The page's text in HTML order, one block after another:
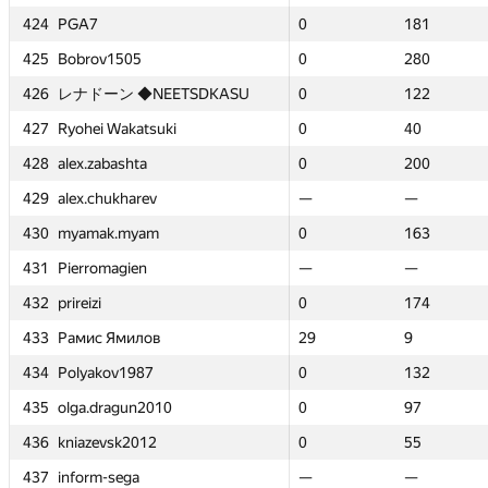
424 PGA7 0
181
425
Bobrov1505 0
280
426
レナドーン ◆NEETSDKASU 0
122
427
Ryohei Wakatsuki 0
40
428 alex.zabashta 0
200
429 alex.chukharev —
—
430 myamak.myam 0
163
431
Pierromagien —
—
432
prireizi 0
174
433 Рамис Ямилов 29
9
434 Polyakov1987 0
132
435 olga.dragun2010 0
97
436 kniazevsk2012 0
55
437
inform-sega —
—
0
0 122
0
0
—
0
—
29
0
0
0
—
424 PGA7 0
181
425
Bobrov1505 0
280
426
レナドーン ◆NEETSDKASU 0
122
427
Ryohei Wakatsuki 0
40
428 alex.zabashta 0
200
429 alex.chukharev —
—
430 myamak.myam 0
163
431
Pierromagien —
—
432
prireizi 0
174
433 Рамис Ямилов 29
9
434 Polyakov1987 0
132
435 olga.dragun2010 0
97
436 kniazevsk2012 0
55
437
inform-sega —
—
424 PGA7 0
181
425
Bobrov1505 0
280
426
レナドーン ◆NEETSDKASU 0
122
427
Ryohei Wakatsuki 0
40
428 alex.zabashta 0
200
429 alex.chukharev —
—
430 myamak.myam 0
163
431
Pierromagien —
—
432
prireizi 0
174
433 Рамис Ямилов 29
9
434 Polyakov1987 0
132
435 olga.dragun2010 0
97
436 kniazevsk2012 0
55
437
inform-sega —
—
0
0 122
0
0
—
0
—
29
0
0
0
—
424 PGA7 0
181
425
Bobrov1505 0
280
426
レナドーン ◆NEETSDKASU 0
122
427
Ryohei Wakatsuki 0
40
428 alex.zabashta 0
200
429 alex.chukharev —
—
430 myamak.myam 0
163
431
Pierromagien —
—
432
prireizi 0
174
433 Рамис Ямилов 29
9
434 Polyakov1987 0
132
435 olga.dragun2010 0
97
436 kniazevsk2012 0
55
437
inform-sega —
—